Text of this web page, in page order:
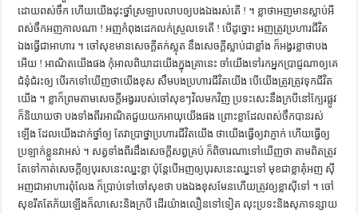
ដោយ​ពស់​ចឹក​ ហើយ​យើង​ដុះ​ថ្នាំ​ស្រឡាប​លាប​ឲ្យ​បង​ឯង​រស់​តើ ! ។ ខ្លា​ថា​អញ​មាន​ស្លាប់​អី​
ពស់​ចឹក​អញ​កាលណា ! អញ​កំពុង​ដេក​លក់​ស្រួល​ទេ​តើ ! បើ​ដូច្នោះ​ អញ​ត្រូវ​ប្រហារ​ជីវិត​
ឯង​ធ្វើ​ជា​អាហារ ។ ចៅ​សុខ​មាន​សេចក្ដី​តក់​ស្លុត​ នឹង​សេចក្ដី​ស្លាប់​ជា​ខ្លាំង​ ក៏​អង្វរ​ខ្លា​ថា​បង​
អើយ ! អាណិត​យើង​ផង​ កុំ​អាល​ពិឃាដ​យើង​ក្នុង​គ្រា​នេះ​ ចាំ​យើង​ទៅ​រក​អ្នក​ប្រាជ្ញ​ណា​ឲ្យ​​គេ​
ជំនុំ​ជំរះ​ឲ្យ​ បើ​រក​ទៅ​ឃើញ​ថា​យើង​ខុស​ សឹម​បង​ប្រហារ​ជីវិត​យើង​ បើ​យើង​ត្រូវ​ត្រូវ​ទុក​ជីវិត​
យើង ។ ខ្លា​ក៏​ព្រម​តាម​សេចក្ដី​អង្វរ​របស់​ចៅ​សុខៗ​វិល​មក​វិញ​ ប្រទះ​សេះ​នឹង​ក្របី​នៅ​ក្បែរ​ផ្លូវ​
ក៏​និយាយ​ថា​ បង​ទាំង​ពីរ​អាណិត​ជួយ​យក​អាយុ​យើង​ផង​ ព្រោះ​ខ្លា​ដែល​ពស់​ចឹក​បាន​រស់​
ឡើង​ ដែល​យើង​ដាក់​ថ្នាំ​ឲ្យ​ តែ​វា​ប្រាថ្នា​ប្រហារ​ជីវិត​យើង​ ថា​យើង​ធ្វើ​ឲ្យ​វា​ភ្ញាក់​ ហើយ​ធ្វើ​ឲ្យ​
ប្រឡាក់​ខ្លួន​វា​អស់ ។ សត្វ​ទាំងពីរ​ដឹង​សេចក្ដី​សព្វគ្រប់​ ក៏​ពិចារណា​ទៅ​ឃើញ​ថា​ តាម​ពិត​ត្រូវ​
តែ​ទៅ​កាត់​សេចក្ដី​ឲ្យ​បុរស​នេះ​ឈ្នះ​ខ្លា​ ប៉ុន្តែ​បើ​អញ​ឲ្យ​បុរស​នេះ​ឈ្នះ​ទៅ​ មុខ​ជា​ខ្លា​គុំ​អញ​ ស៊ី​
អញ​ជា​អាហារ​ពុំ​លែង​ ក៏​ប្រាប់​ទៅ​ចៅ​សុខ​ថា​ បង​ឯង​ខុស​មែន​ហើយ​ត្រូវ​ឲ្យ​ខ្លា​ស៊ី​ទៅ ។ ចៅ​
សុខ​រឹត​តែ​ភ័យ​ឡើង​ក៏​លា​សេះ​និង​ក្របី​ ដើរ​យ៉ាង​លឿន​ទៅ​ទៀត​ លុះ​ប្រទះ​និង​សុភាទន្សាយ​